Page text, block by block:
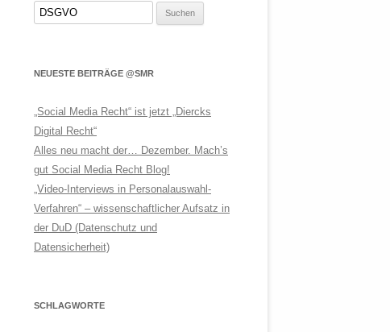
Suchen
NEUESTE BEITRÄGE @SMR
„Social Media Recht“ ist jetzt „Diercks
Digital Recht“
Alles neu macht der… Dezember. Mach’s
gut Social Media Recht Blog!
„Video-Interviews in Personalauswahl-
Verfahren“ – wissenschaftlicher Aufsatz in
der DuD (Datenschutz und
Datensicherheit)
SCHLAGWORTE